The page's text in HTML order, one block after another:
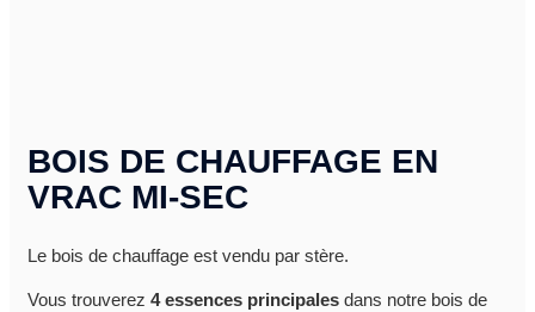
BOIS DE CHAUFFAGE EN
VRAC MI-SEC
Le bois de chauffage est vendu par stère.
Vous trouverez 4 essences principales dans notre bois de